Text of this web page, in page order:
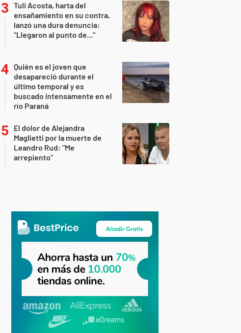
Tuli Acosta, harta del
ensañamiento en su contra,
lanzó una dura denuncia:
"Llegaron al punto de..."
Quién es el joven que
desapareció durante el
último temporal y es
buscado intensamente en el
río Paraná
El dolor de Alejandra
Maglietti por la muerte de
Leandro Rud: "Me
arrepiento"